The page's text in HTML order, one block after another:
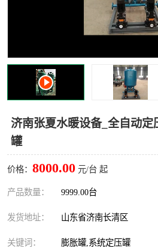
济南张夏水暖设备_全自动定
罐
价格： 8000.00 元/台 起
产品数量： 9999.00台
发货地址： 山东省济南长清区
关键词： 膨胀罐,系统定压罐